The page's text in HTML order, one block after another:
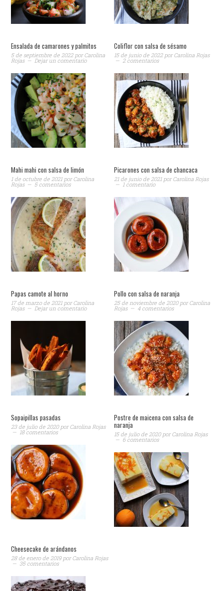
Ensalada de camarones y palmitos
5 de septiembre de 2022porCarolina
Rojas Dejar un comentario
Coliflor con salsa de sésamo
15 de junio de 2022porCarolina Rojas
2 comentarios
Mahi mahi con salsa de limón
1 de octubre de 2021porCarolina
Rojas 5 comentarios
Picarones con salsa de chancaca
21 de junio de 2021porCarolina Rojas
1 comentario
Papas camote al horno
17 de marzo de 2021porCarolina
Rojas Dejar un comentario
Pollo con salsa de naranja
25 de noviembre de 2020porCarolina
Rojas 4 comentarios
Sopaipillas pasadas
23 de julio de 2020porCarolina Rojas
18 comentarios
Postre de maicena con salsa de
naranja
15 de julio de 2020porCarolina Rojas
6 comentarios
Cheesecake de arándanos
28 de enero de 2019porCarolina Rojas
35 comentarios